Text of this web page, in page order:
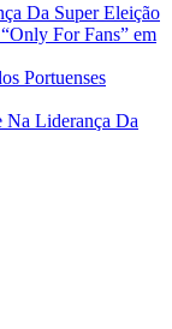
Da Super Eleição
For Fans” em
Portuenses
Na Liderança Da